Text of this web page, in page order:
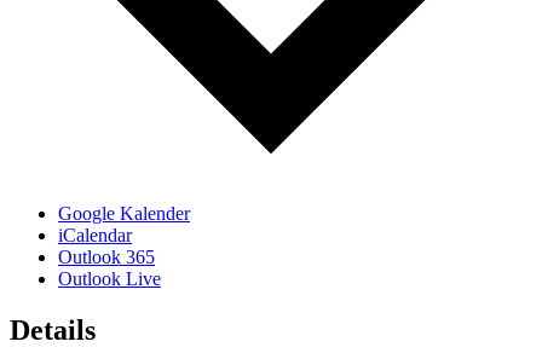
Google Kalender
iCalendar
Outlook 365
Outlook Live
Details